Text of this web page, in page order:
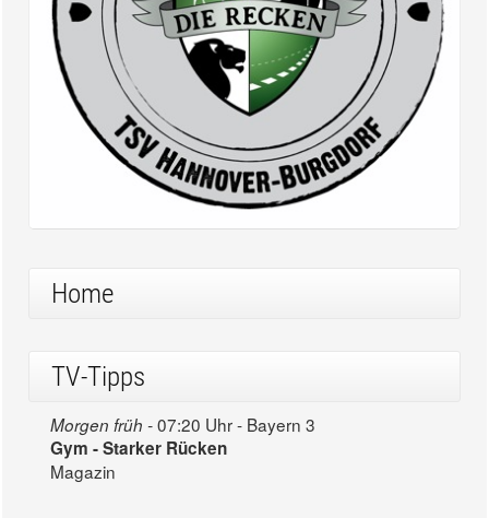
Home
TV-Tipps
Morgen früh -07:20 Uhr - Bayern 3
Gym - Starker Rücken
Magazin